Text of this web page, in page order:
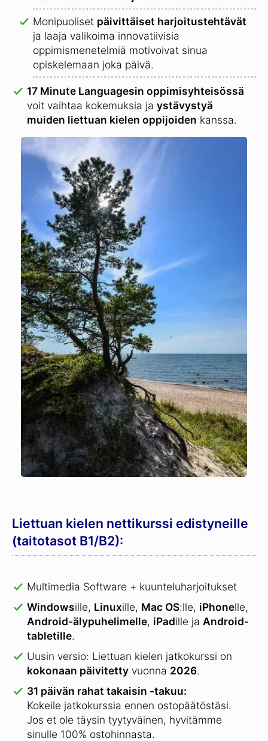
Monipuoliset päivittäiset harjoitustehtävät
ja laaja valikoima innovatiivisia
oppimismenetelmiä motivoivat sinua
opiskelemaan joka päivä.
17 Minute Languagesin oppimisyhteisössä
voit vaihtaa kokemuksia ja ystävystyä
muiden liettuan kielen oppijoiden kanssa.
Liettuan kielen nettikurssi edistyneille
(taitotasot B1/B2):
Multimedia Software + kuunteluharjoitukset
Windowsille, Linuxille, Mac OS:lle, iPhonelle,
Android-älypuhelimelle, iPadille ja Android-
tabletille.
Uusin versio: Liettuan kielen jatkokurssi on
kokonaan päivitetty vuonna 2026.
31 päivän rahat takaisin -takuu:
Kokeile jatkokurssia ennen ostopäätöstäsi.
Jos et ole täysin tyytyväinen, hyvitämme
sinulle 100% ostohinnasta.